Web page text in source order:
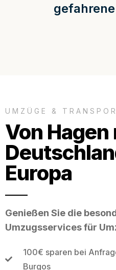
UMZÜGE &
Von Hagen
Europa
Genießen Sie die
Umzugsservices für
100€ sparen bei
Burgos